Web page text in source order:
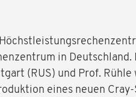
in
(RUS) und Prof.
eines neuen